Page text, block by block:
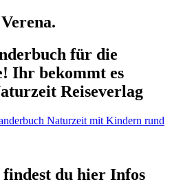
für die
Ihr bekommt es
Reiseverlag
findest du hier Infos